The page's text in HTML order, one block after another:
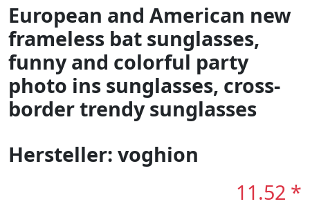
European and American new
frameless bat sunglasses,
funny and colorful party
photo ins sunglasses, cross-
border trendy sunglasses
Hersteller: voghion
11.52 *